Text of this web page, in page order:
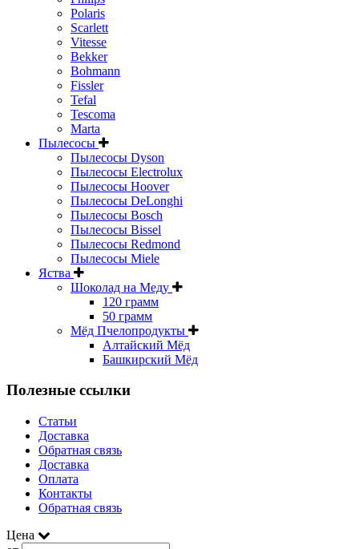
Polaris
Scarlett
Vitesse
Bekker
Bohmann
Fissler
Tefal
Tescoma
Marta
Пылесосы
Пылесосы Dyson
Пылесосы Electrolux
Пылесосы Hoover
Пылесосы DeLonghi
Пылесосы Bosch
Пылесосы Bissel
Пылесосы Redmond
Пылесосы Miele
Яства
Шоколад на Меду
120 грамм
50 грамм
Мёд Пчелопродукты
Алтайский Мёд
Башкирский Мёд
Полезные ссылки
Статьи
Доставка
Обратная связь
Доставка
Оплата
Контакты
Обратная связь
Цена